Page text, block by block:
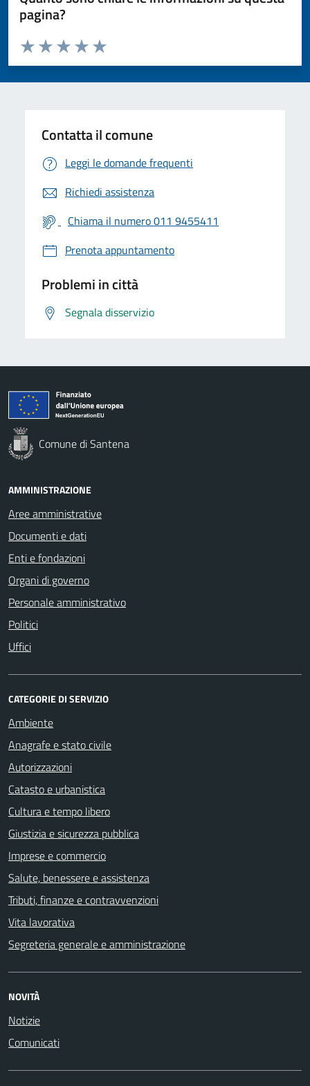
pagina?
Valuta da 1 a 5 stelle la pagina
Valuta 5 stelle su 5
Valuta 4 stelle su 5
Valuta 3 stelle su 5
Valuta 2 stelle su 5
Valuta 1 stelle su 5
Contatta il comune
Leggi le domande frequenti
Richiedi assistenza
Chiama il numero 011 9455411
Prenota appuntamento
Problemi in città
Segnala disservizio
Comune di Santena
AMMINISTRAZIONE
Aree amministrative
Documenti e dati
Enti e fondazioni
Organi di governo
Personale amministrativo
Politici
Uffici
CATEGORIE DI SERVIZIO
Ambiente
Anagrafe e stato civile
Autorizzazioni
Catasto e urbanistica
Cultura e tempo libero
Giustizia e sicurezza pubblica
Imprese e commercio
Salute, benessere e assistenza
Tributi, finanze e contravvenzioni
Vita lavorativa
Segreteria generale e amministrazione
NOVITÀ
Notizie
Comunicati